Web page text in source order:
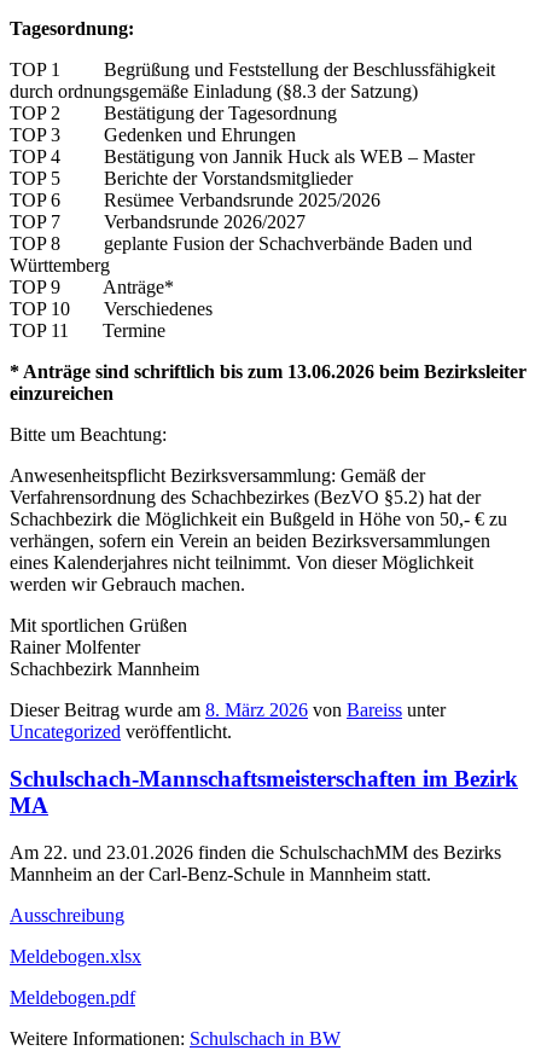
Tagesordnung:
TOP 1 Begrüßung und Feststellung der Beschlussfähigkeit
durch ordnungsgemäße Einladung (§8.3 der Satzung)
TOP 2 Bestätigung der Tagesordnung
TOP 3 Gedenken und Ehrungen
TOP 4 Bestätigung von Jannik Huck als WEB – Master
TOP 5 Berichte der Vorstandsmitglieder
TOP 6 Resümee Verbandsrunde 2025/2026
TOP 7 Verbandsrunde 2026/2027
TOP 8 geplante Fusion der Schachverbände Baden und
Württemberg
TOP 9 Anträge*
TOP 10 Verschiedenes
TOP 11 Termine
* Anträge sind schriftlich bis zum 13.06.2026 beim Bezirksleiter
einzureichen
Bitte um Beachtung:
Anwesenheitspflicht Bezirksversammlung: Gemäß der
Verfahrensordnung des Schachbezirkes (BezVO §5.2) hat der
Schachbezirk die Möglichkeit ein Bußgeld in Höhe von 50,- € zu
verhängen, sofern ein Verein an beiden Bezirksversammlungen
eines Kalenderjahres nicht teilnimmt. Von dieser Möglichkeit
werden wir Gebrauch machen.
Mit sportlichen Grüßen
Rainer Molfenter
Schachbezirk Mannheim
Dieser Beitrag wurde am 8. März 2026 von Bareiss unter
Uncategorized veröffentlicht.
Schulschach-Mannschaftsmeisterschaften im Bezirk
MA
Am 22. und 23.01.2026 finden die SchulschachMM des Bezirks
Mannheim an der Carl-Benz-Schule in Mannheim statt.
Ausschreibung
Meldebogen.xlsx
Meldebogen.pdf
Weitere Informationen: Schulschach in BW